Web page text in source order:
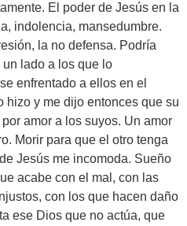
El poder de Jesús en la
indolencia, mansedumbre.
la no defensa. Podría
lado a los que lo
enfrentado a ellos en el
hizo y me dijo entonces que su
amor a los suyos. Un amor
Morir para que el otro tenga
Jesús me incomoda. Sueño
acabe con el mal, con las
con los que hacen daño
ese Dios que no actúa, que